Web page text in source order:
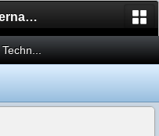
Sony.yt - International Sony Forum